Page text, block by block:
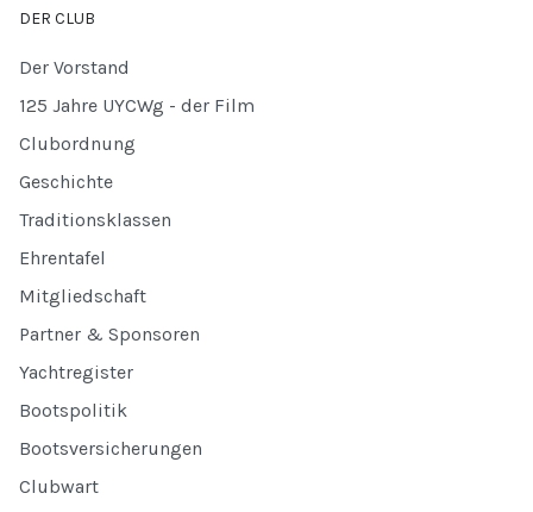
DER CLUB
Der Vorstand
125 Jahre UYCWg - der Film
Clubordnung
Geschichte
Traditionsklassen
Ehrentafel
Mitgliedschaft
Partner & Sponsoren
Yachtregister
Bootspolitik
Bootsversicherungen
Clubwart